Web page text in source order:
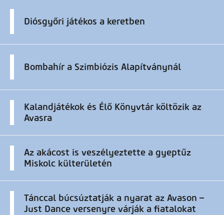
Diósgyőri játékos a keretben
Bombahír a Szimbiózis Alapítványnál
Kalandjátékok és Élő Könyvtár költözik az
Avasra
Az akácost is veszélyeztette a gyeptűz
Miskolc külterületén
Tánccal búcsúztatják a nyarat az Avason –
Just Dance versenyre várják a fiatalokat